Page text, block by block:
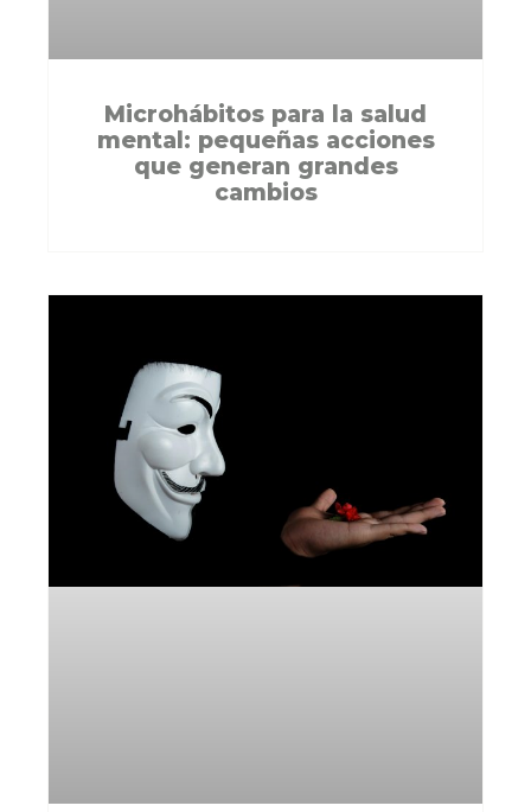
Microhábitos para la salud
mental: pequeñas acciones
que generan grandes
cambios